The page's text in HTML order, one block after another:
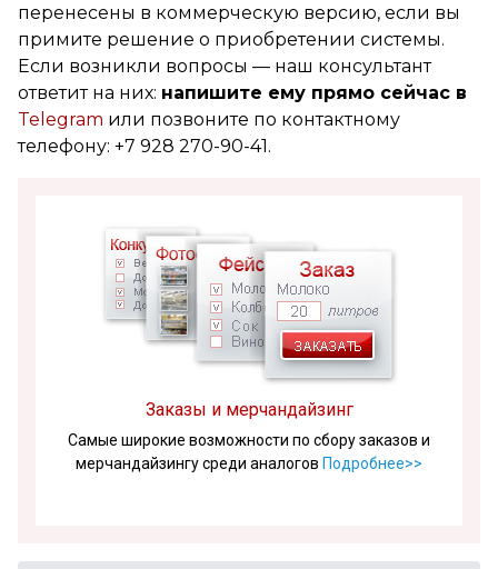
перенесены в коммерческую версию, если вы
примите решение о приобретении системы.
Если возникли вопросы — наш консультант
ответит на них: напишите ему прямо сейчас в
Telegram или позвоните по контактному
телефону: +7 928 270-90-41.
Заказы и мерчандайзинг
Самые широкие возможности по сбору заказов и
мерчандайзингу среди аналогов Подробнее>>